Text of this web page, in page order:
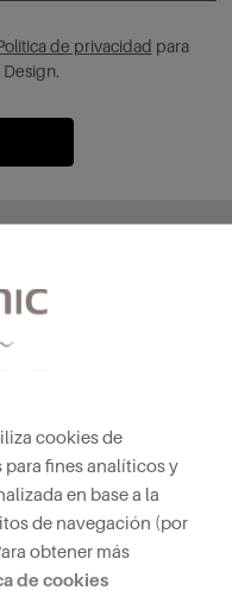
de privacidad para
cookies de
para fines analíticos y
en base a la
de navegación (por
obtener más
de cookies